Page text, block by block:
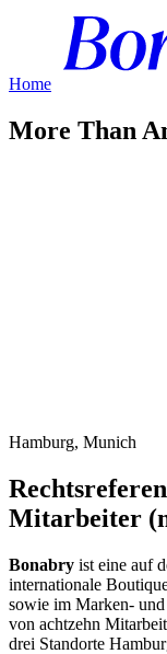
Home
More Than
Hamburg, Munich
Mitarbeiter
Bonabry ist eine auf
internationale
sowie im Marken-
von achtzehn
drei Standorte